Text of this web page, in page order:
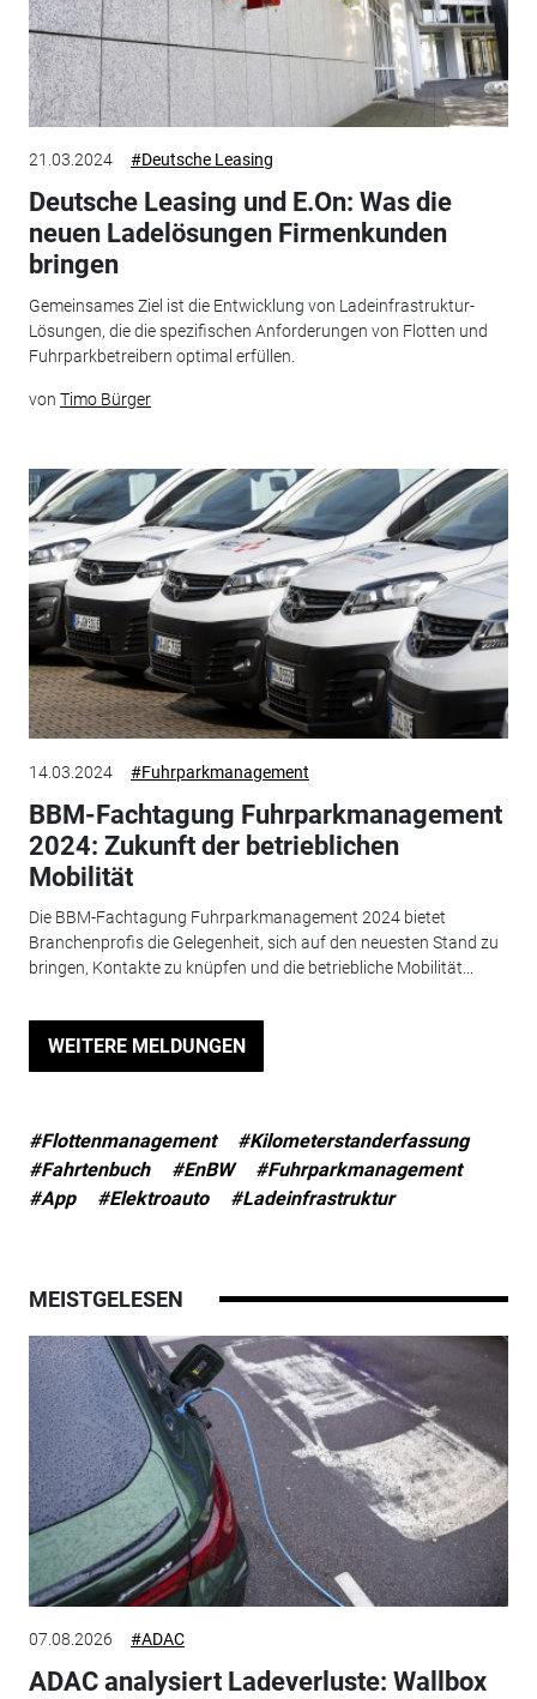
21.03.2024 #Deutsche Leasing
Deutsche Leasing und E.On: Was die
neuen Ladelösungen Firmenkunden
bringen
Gemeinsames Ziel ist die Entwicklung von Ladeinfrastruktur-
Lösungen, die die spezifischen Anforderungen von Flotten und
Fuhrparkbetreibern optimal erfüllen.
von Timo Bürger
14.03.2024 #Fuhrparkmanagement
BBM-Fachtagung Fuhrparkmanagement
2024: Zukunft der betrieblichen
Mobilität
Die BBM-Fachtagung Fuhrparkmanagement 2024 bietet
Branchenprofis die Gelegenheit, sich auf den neuesten Stand zu
bringen, Kontakte zu knüpfen und die betriebliche Mobilität...
WEITERE MELDUNGEN
#Flottenmanagement
#Kilometerstanderfassung
#Fahrtenbuch
#EnBW
#Fuhrparkmanagement
#App
#Elektroauto #Ladeinfrastruktur
MEISTGELESEN
07.08.2026 #ADAC
ADAC analysiert Ladeverluste: Wallbox